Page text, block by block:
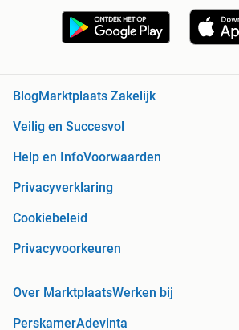
BlogMarktplaats Zakelijk
Veilig en Succesvol
Help en InfoVoorwaarden
Privacyverklaring
Cookiebeleid
Privacyvoorkeuren
Over MarktplaatsWerken bij
PerskamerAdevinta